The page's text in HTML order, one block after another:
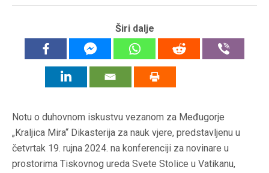
Širi dalje
Notu o duhovnom iskustvu vezanom za Međugorje
„Kraljica Mira“ Dikasterija za nauk vjere, predstavljenu u
četvrtak 19. rujna 2024. na konferenciji za novinare u
prostorima Tiskovnog ureda Svete Stolice u Vatikanu,